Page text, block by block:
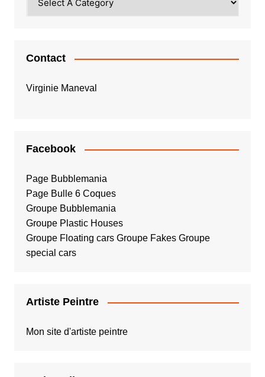
Contact
Virginie Maneval
Facebook
Page Bubblemania
Page Bulle 6 Coques
Groupe Bubblemania
Groupe Plastic Houses
Groupe Floating cars Groupe Fakes Groupe
special cars
Artiste Peintre
Mon site d'artiste peintre